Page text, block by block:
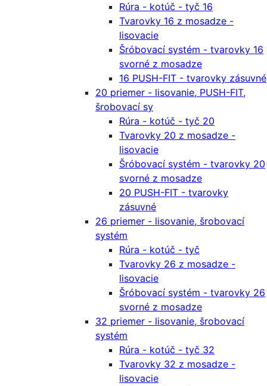
Rúra - kotúč - tyč 16
Tvarovky 16 z mosadze -
lisovacie
Šróbovací systém - tvarovky 16
svorné z mosadze
16 PUSH-FIT - tvarovky zásuvné
20 priemer - lisovanie, PUSH-FIT,
šrobovací sy
Rúra - kotúč - tyč 20
Tvarovky 20 z mosadze -
lisovacie
Šróbovací systém - tvarovky 20
svorné z mosadze
20 PUSH-FIT - tvarovky
zásuvné
26 priemer - lisovanie, šrobovací
systém
Rúra - kotúč - tyč
Tvarovky 26 z mosadze -
lisovacie
Šróbovací systém - tvarovky 26
svorné z mosadze
32 priemer - lisovanie, šrobovací
systém
Rúra - kotúč - tyč 32
Tvarovky 32 z mosadze -
lisovacie